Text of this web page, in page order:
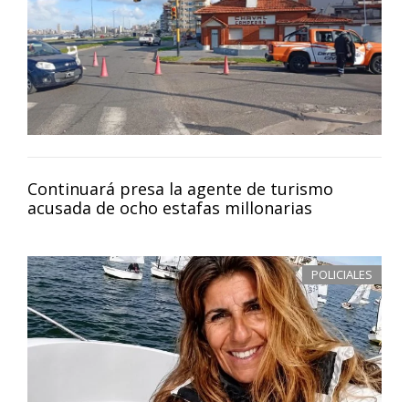
Continuará presa la agente de turismo
acusada de ocho estafas millonarias
POLICIALES